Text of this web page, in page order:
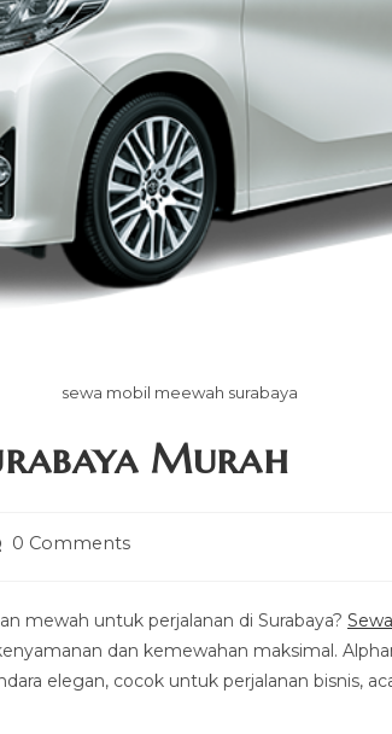
sewa mobil meewah surabaya
Murah
0 Comments
mewah untuk perjalanan di Surabaya?
dan kemewahan maksimal.
elegan, cocok untuk perjalanan bisnis,